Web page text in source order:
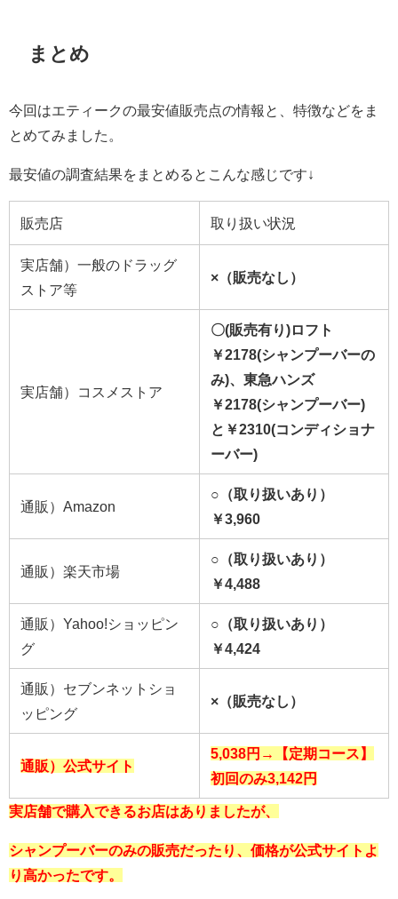
まとめ
今回はエティークの最安値販売点の情報と、特徴などをま
とめてみました。
最安値の調査結果をまとめるとこんな感じです↓
販売店 取り扱い状況
実店舗）一般のドラッグ
ストア等
×（販売なし）
実店舗）コスメストア
〇(販売有り)ロフト
￥2178(シャンプーバーの
み)、東急ハンズ
￥2178(シャンプーバー)
と￥2310(コンディショナ
ーバー)
通販）Amazon
○（取り扱いあり）
￥3,960
通販）楽天市場
○（取り扱いあり）
￥4,488
通販）Yahoo!ショッピン
グ
○（取り扱いあり）
￥4,424
通販）セブンネットショ
ッピング
×（販売なし）
通販）公式サイト
5,038円→【定期コース】
初回のみ3,142円
実店舗で購入できるお店はありましたが、
シャンプーバーのみの販売だったり、価格が公式サイトよ
り高かったです。